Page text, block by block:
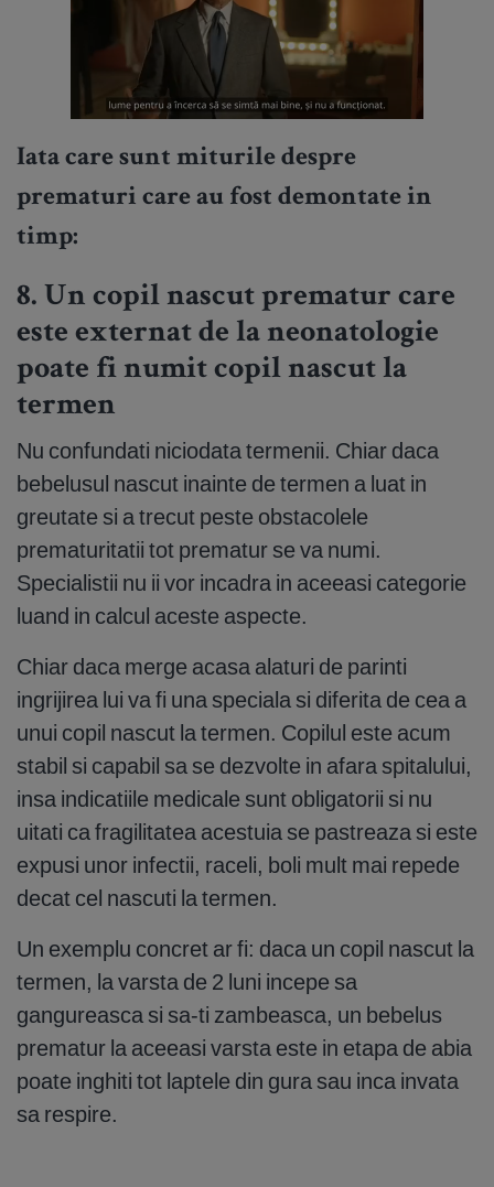
Iata care sunt miturile despre
prematuri care au fost demontate in
timp:
8. Un copil nascut prematur care
este externat de la neonatologie
poate fi numit copil nascut la
termen
Nu confundati niciodata termenii. Chiar daca
bebelusul nascut inainte de termen a luat in
greutate si a trecut peste obstacolele
prematuritatii tot prematur se va numi.
Specialistii nu ii vor incadra in aceeasi categorie
luand in calcul aceste aspecte.
Chiar daca merge acasa alaturi de parinti
ingrijirea lui va fi una speciala si diferita de cea a
unui copil nascut la termen. Copilul este acum
stabil si capabil sa se dezvolte in afara spitalului,
insa indicatiile medicale sunt obligatorii si nu
uitati ca fragilitatea acestuia se pastreaza si este
expusi unor infectii, raceli, boli mult mai repede
decat cel nascuti la termen.
Un exemplu concret ar fi: daca un copil nascut la
termen, la varsta de 2 luni incepe sa
gangureasca si sa-ti zambeasca, un bebelus
prematur la aceeasi varsta este in etapa de abia
poate inghiti tot laptele din gura sau inca invata
sa respire.